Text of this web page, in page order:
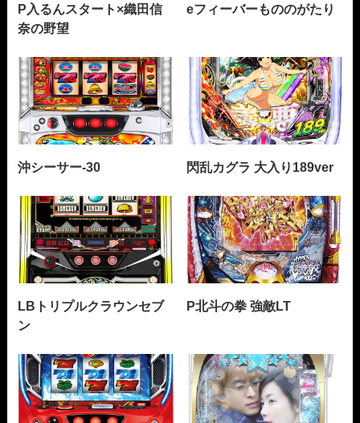
P入るんスタート×織田信
奈の野望
eフィーバーもののがたり
沖シーサー-30 閃乱カグラ 大入り189ver
LBトリプルクラウンセブ
ン
P北斗の拳 強敵LT